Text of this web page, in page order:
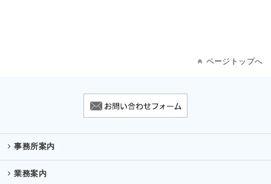
ページトップへ
事務所案内
業務案内